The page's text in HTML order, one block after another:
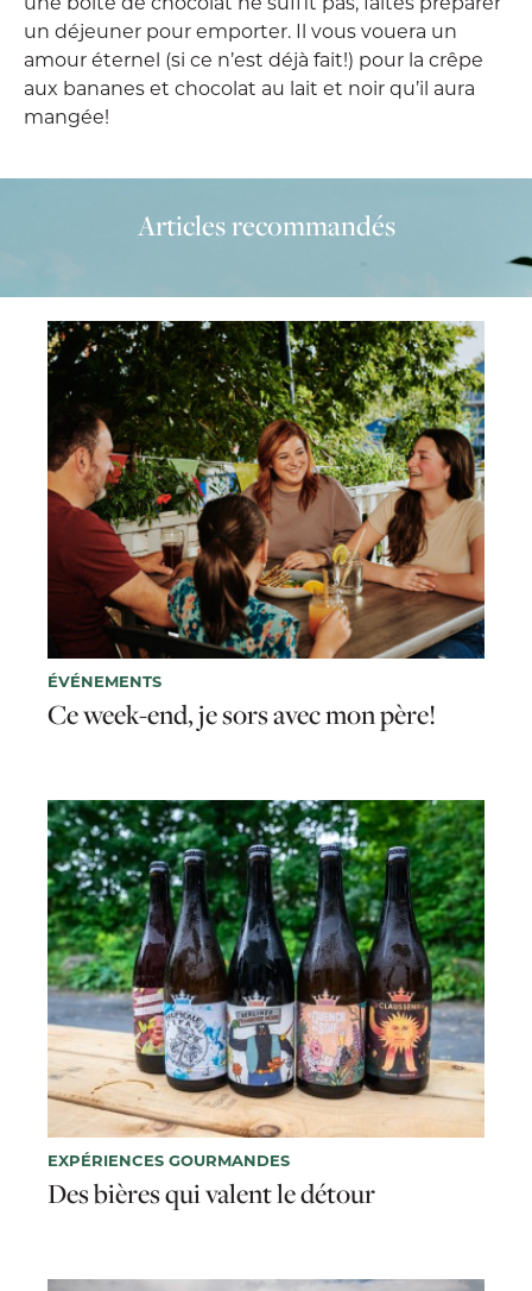
un déjeuner pour emporter. Il vous vouera un
amour éternel (si ce n’est déjà fait!) pour la crêpe
aux bananes et chocolat au lait et noir qu’il aura
mangée!
Articles recommandés
ÉVÉNEMENTS
Ce week-end, je sors avec mon père!
EXPÉRIENCES GOURMANDES
Des bières qui valent le détour